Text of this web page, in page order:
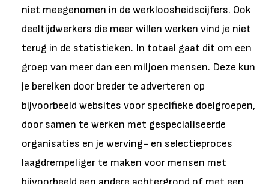
niet meegenomen in de werkloosheidscijfers. Ook
deeltijdwerkers die meer willen werken vind je niet
terug in de statistieken. In totaal gaat dit om een
groep van meer dan een miljoen mensen. Deze kun
je bereiken door breder te adverteren op
bijvoorbeeld websites voor specifieke doelgroepen,
door samen te werken met gespecialiseerde
organisaties en je werving- en selectieproces
laagdrempeliger te maken voor mensen met